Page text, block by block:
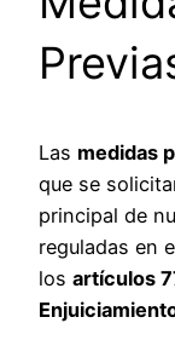
Las medidas
que se
principal de
reguladas en
los artículos